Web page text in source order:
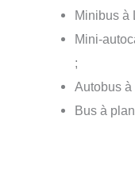
Minibus à
Mini-
;
Autobus
Bus à